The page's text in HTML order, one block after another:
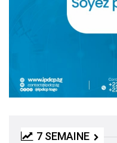
7 SEMAINE